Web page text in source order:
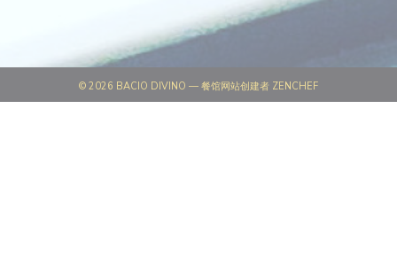
© 2026 BACIO DIVINO — 餐馆网站创建者 ZENCHEF((在新窗口中打开))